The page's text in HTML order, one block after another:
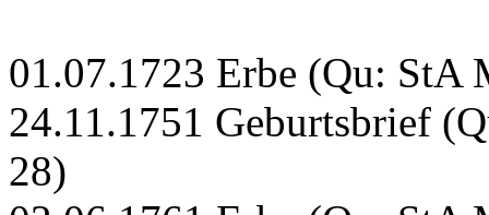
01.07.1723 Erbe (Qu: StA
24.11.1751 Geburtsbrief
28)